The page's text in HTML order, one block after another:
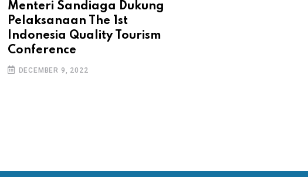
Menteri Sandiaga Dukung
Pelaksanaan The 1st
Indonesia Quality Tourism
Conference
DECEMBER 9, 2022